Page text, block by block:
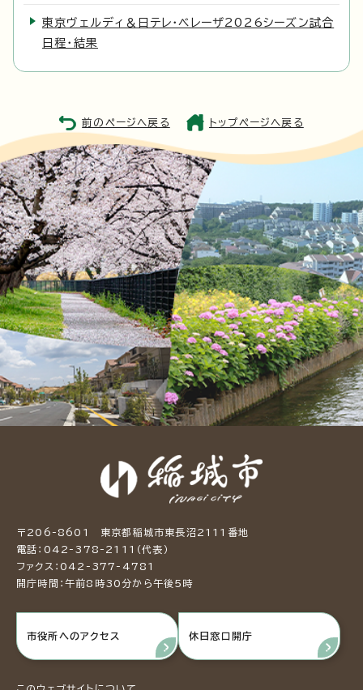
東京ヴェルディ＆日テレ・ベレーザ2026シーズン試合
日程・結果
前のページへ戻る トップページへ戻る
〒206-8601 東京都稲城市東長沼2111番地
電話：042-378-2111（代表）
ファクス：042-377-4781
開庁時間：午前8時30分から午後5時
市役所へのアクセス 休日窓口開庁